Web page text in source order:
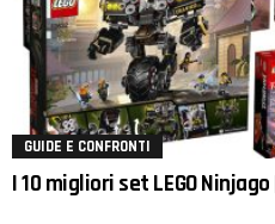
GUIDE E CONFRONTI
I 10 migliori set LEGO